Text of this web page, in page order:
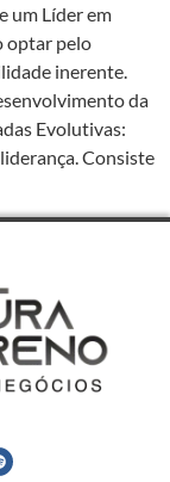
um Líder em
optar pelo
inerente.
da
Evolutivas:
Consiste